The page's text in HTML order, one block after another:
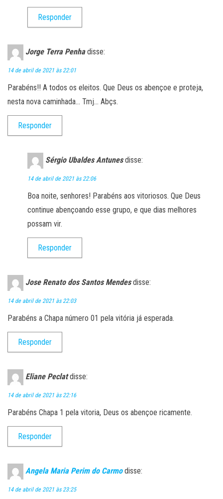
Responder
Jorge Terra Penha disse:
14 de abril de 2021 às 22:01
Parabéns!! A todos os eleitos. Que Deus os abençoe e proteja,
nesta nova caminhada… Tmj… Abçs.
Responder
Sérgio Ubaldes Antunes disse:
14 de abril de 2021 às 22:06
Boa noite, senhores! Parabéns aos vitoriosos. Que Deus
continue abençoando esse grupo, e que dias melhores
possam vir.
Responder
Jose Renato dos Santos Mendes disse:
14 de abril de 2021 às 22:03
Parabéns a Chapa número 01 pela vitória já esperada.
Responder
Eliane Peclat disse:
14 de abril de 2021 às 22:16
Parabéns Chapa 1 pela vitoria, Deus os abençoe ricamente.
Responder
Angela Maria Perim do Carmo disse:
14 de abril de 2021 às 23:25